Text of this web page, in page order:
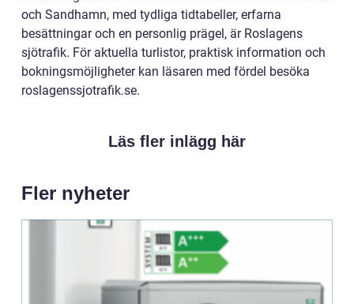
och Sandhamn, med tydliga tidtabeller, erfarna
besättningar och en personlig prägel, är Roslagens
sjötrafik. För aktuella turlistor, praktisk information och
bokningsmöjligheter kan läsaren med fördel besöka
roslagenssjotrafik.se.
Läs fler inlägg här
Fler nyheter